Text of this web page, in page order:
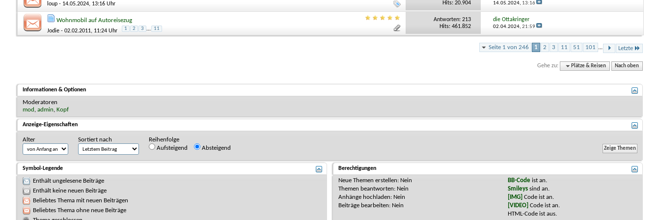
loup - 14.05.2024, 13:16 Uhr Hits: 20.904 14.05.2024, 13:16
Wohnmobil auf Autoreisezug
Jodie - 02.02.2011, 11:24 Uhr 1 2 3 ... 11
Antworten: 213
Hits: 461.852
die Ottakringer
02.04.2024,21:59
Seite 1 von 246 1 2 3 11 51 101 ... Letzte
Gehe zu: Plätze & Reisen Nach oben
Informationen & Optionen
Moderatoren
mod , admin, Kopf
Anzeige-Eigenschaften
Alter Sortiert nach
Reihenfolge
Aufsteigend
Absteigend
Symbol-Legende
Enthält ungelesene Beiträge
Enthält keine neuen Beiträge
Beliebtes Thema mit neuen Beiträgen
Beliebtes Thema ohne neue Beiträge
Berechtigungen
Neue Themen erstellen: Nein
Themen beantworten: Nein
Anhänge hochladen: Nein
Beiträge bearbeiten: Nein
BB-Code istan.
Smileys sindan.
[IMG] Code istan.
[VIDEO] Code istan.
HTML-Code istaus.